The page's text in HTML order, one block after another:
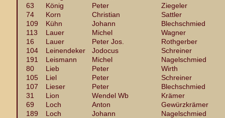
63
König Peter
Ziegeler
74
Korn Christian
Sattler
109
Kühn Johann
Blechschmied
113
Lauer Michel
Wagner
16
Lauer Peter Jos.
Rothgerber
104
Leinendeker Jodocus
Schreiner
191
Leismann Michel
Nagelschmied
80
Lieb Peter
Wirth
105
Liel Peter
Schreiner
107
Lieser Peter
Blechschmied
31
Lion Wendel Wb
Krämer
69
Loch Anton
Gewürzkrämer
189
Loch Johann
Nagelschmied